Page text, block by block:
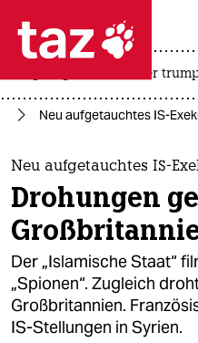
 taz
taz zahl
themen
politik
öko
gesellschaft
kultur
usa unter
Neu aufgetauchtes IS-
Neu aufgetauchtes IS-
Drohungen
Der „Islamische Staat“
„Spionen“. Zugleich
Großbritannien.
IS-Stellungen in Syrien.